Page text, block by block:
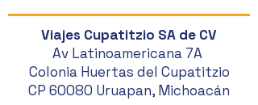
Viajes Cupatitzio SA de CV
Av Latinoamericana 7A
Colonia Huertas del Cupatitzio
CP 60080 Uruapan, Michoacán